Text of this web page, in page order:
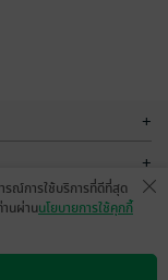
+
+
รณ์การใช้บริการที่ดีที่สุด
นผ่านนโยบายการใช้คุกกี้